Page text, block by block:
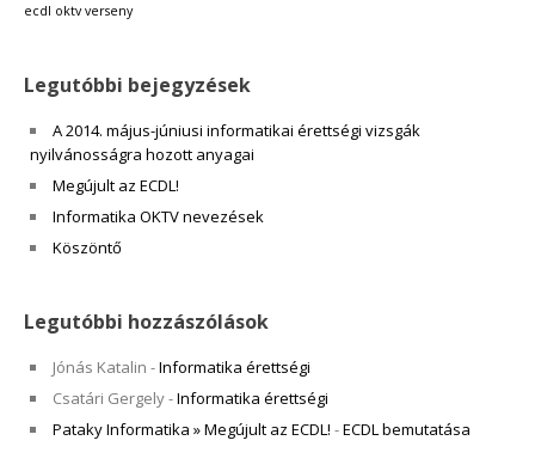
ecdl oktv verseny
Legutóbbi bejegyzések
A 2014. május-júniusi informatikai érettségi vizsgák
nyilvánosságra hozott anyagai
Megújult az ECDL!
Informatika OKTV nevezések
Köszöntő
Legutóbbi hozzászólások
Jónás Katalin -Informatika érettségi
Csatári Gergely-Informatika érettségi
Pataky Informatika » Megújult az ECDL! -ECDL bemutatása